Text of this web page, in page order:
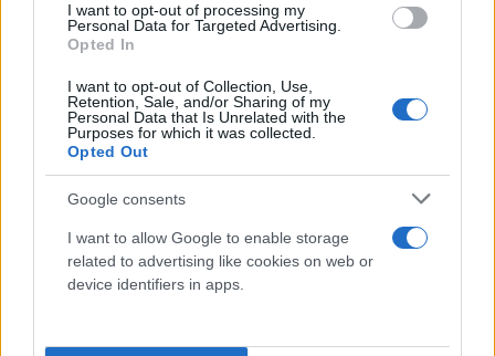
I want to opt-out of processing my
Personal Data for Targeted Advertising.
Opted In
I want to opt-out of Collection, Use,
Retention, Sale, and/or Sharing of my
Personal Data that Is Unrelated with the
Purposes for which it was collected.
Opted Out
Google consents
I want to allow Google to enable storage
related to advertising like cookies on web or
device identifiers in apps.